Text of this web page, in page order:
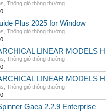
Thông gió thông thường
0
Plus 2025 for Window
Thông gió thông thường
0
LINEAR MODELS
Thông gió thông thường
0
LINEAR MODELS
Thông gió thông thường
0
Gaea 2.2.9 Enterprise